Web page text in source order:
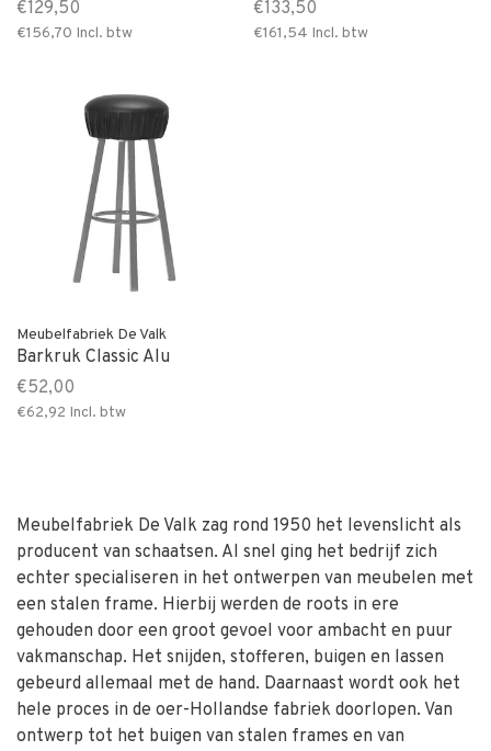
€129,50
€156,70 Incl. btw
€133,50
€161,54 Incl. btw
Meubelfabriek De Valk
Barkruk Classic Alu
€52,00
€62,92 Incl. btw
Meubelfabriek De Valk zag rond 1950 het levenslicht als
producent van schaatsen. Al snel ging het bedrijf zich
echter specialiseren in het ontwerpen van meubelen met
een stalen frame. Hierbij werden de roots in ere
gehouden door een groot gevoel voor ambacht en puur
vakmanschap. Het snijden, stofferen, buigen en lassen
gebeurd allemaal met de hand. Daarnaast wordt ook het
hele proces in de oer-Hollandse fabriek doorlopen. Van
ontwerp tot het buigen van stalen frames en van